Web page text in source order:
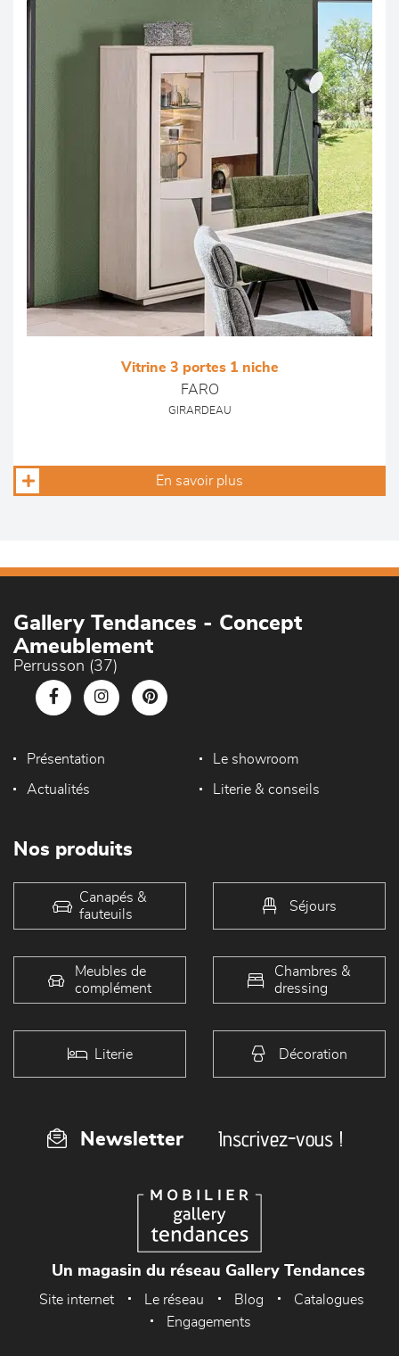
Vitrine 3 portes 1 niche
FARO
GIRARDEAU
En savoir plus
Gallery Tendances - Concept
Ameublement
Perrusson (37)
Présentation Le showroom
Actualités Literie & conseils
Nos produits
Canapés &
fauteuils
Séjours
Meubles de
complément
Chambres &
dressing
Literie Décoration
Newsletter Inscrivez-vous !
Un magasin du réseau Gallery Tendances
Site internet Le réseau Blog
Catalogues
Engagements